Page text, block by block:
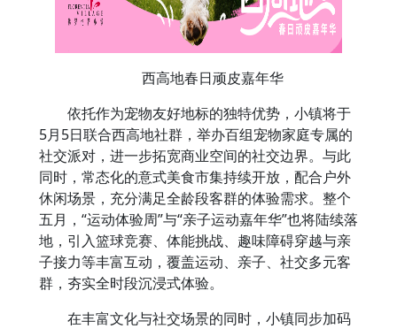
西高地春日顽皮嘉年华
依托作为宠物友好地标的独特优势，小镇将于
5月5日联合西高地社群，举办百组宠物家庭专属的
社交派对，进一步拓宽商业空间的社交边界。与此
同时，常态化的意式美食市集持续开放，配合户外
休闲场景，充分满足全龄段客群的体验需求。整个
五月，“运动体验周”与“亲子运动嘉年华”也将陆续落
地，引入篮球竞赛、体能挑战、趣味障碍穿越与亲
子接力等丰富互动，覆盖运动、亲子、社交多元客
群，夯实全时段沉浸式体验。
在丰富文化与社交场景的同时，小镇同步加码